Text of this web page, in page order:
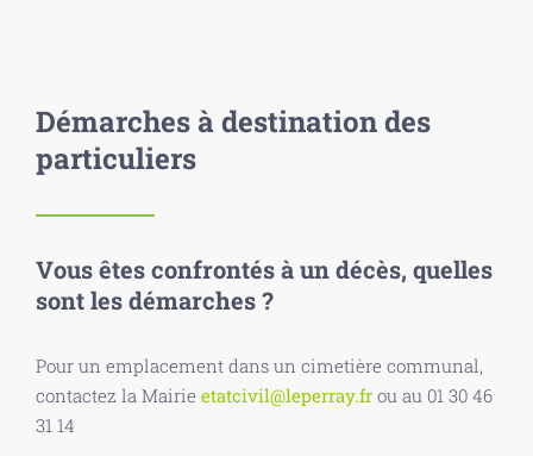
Démarches à destination des
particuliers
Vous êtes confrontés à un décès, quelles
sont les démarches ?
Pour un emplacement dans un cimetière communal,
contactez la Mairie etatcivil@leperray.fr ou au 01 30 46
31 14